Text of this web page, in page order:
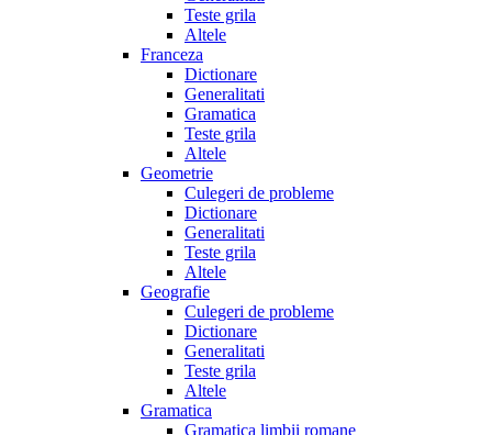
Teste grila
Altele
Franceza
Dictionare
Generalitati
Gramatica
Teste grila
Altele
Geometrie
Culegeri de probleme
Dictionare
Generalitati
Teste grila
Altele
Geografie
Culegeri de probleme
Dictionare
Generalitati
Teste grila
Altele
Gramatica
Gramatica limbii romane